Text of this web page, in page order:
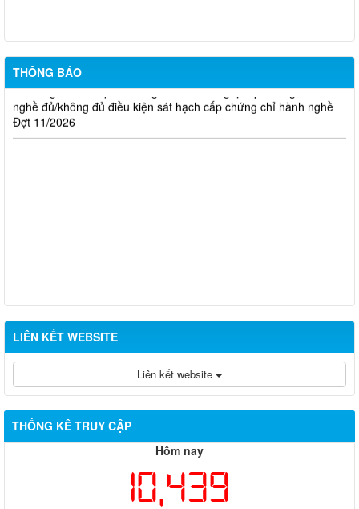
THÔNG BÁO
Thông báo kết quả đánh giá hồ sơ đề nghị cấp chứng chỉ hành
nghề đủ/không đủ điều kiện sát hạch cấp chứng chỉ hành nghề
Đợt 11/2026
LIÊN KẾT WEBSITE
Liên kết website
THỐNG KÊ TRUY CẬP
Hôm nay
10,439